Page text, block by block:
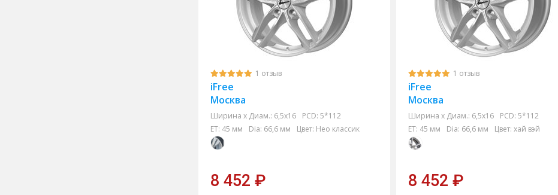
1 отзыв
iFree
Москва
Ширина х Диам.: 6,5x16 PCD: 5*112
ET: 45 мм Dia: 66,6 мм Цвет: Нео классик
8 452 ₽
1 отзыв
iFree
Москва
Ширина х Диам.: 6,5x16 PCD: 5*112
ET: 45 мм Dia: 66,6 мм Цвет: хай вэй
8 452₽